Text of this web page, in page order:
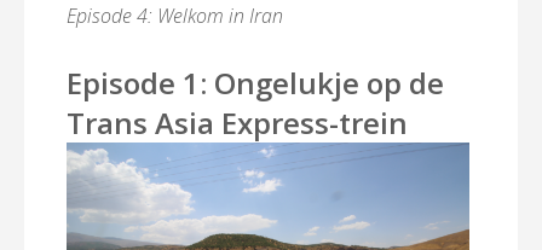
Episode 4: Welkom in Iran
Episode 1: Ongelukje op de
Trans Asia Express-trein